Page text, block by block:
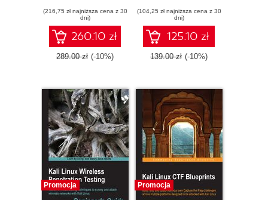
software
vulnerabilities
(216,75 zł najniższa cena z 30
dni)
260.10 zł
289.00 zł (-10%)
ensure you always
have the right code
on hand for web
application testing
(104,25 zł najniższa cena z 30
dni)
125.10 zł
139.00 zł (-10%)
Promocja Promocja